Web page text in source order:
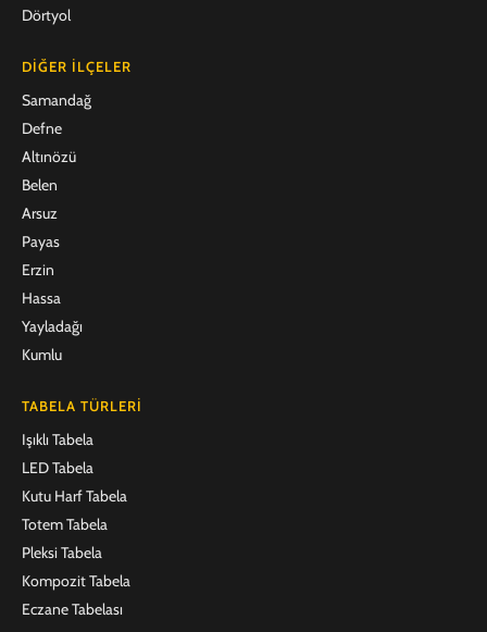
Dörtyol
DIĞER İLÇELER
Samandağ
Defne
Altınözü
Belen
Arsuz
Payas
Erzin
Hassa
Yayladağı
Kumlu
TABELA TÜRLERI
Işıklı Tabela
LED Tabela
Kutu Harf Tabela
Totem Tabela
Pleksi Tabela
Kompozit Tabela
Eczane Tabelası